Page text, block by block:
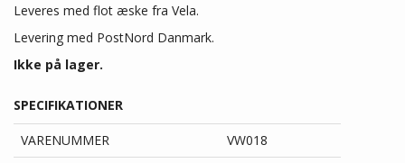
Leveres med flot æske fra Vela.
Levering med PostNord Danmark.
Ikke på lager.
SPECIFIKATIONER
VARENUMMER
VW018